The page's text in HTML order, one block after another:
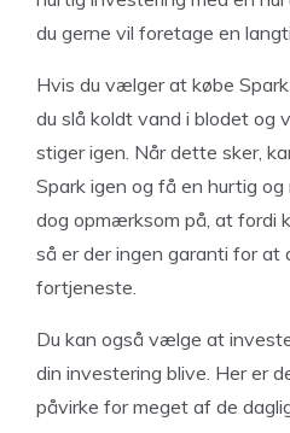
du gerne vil foretage en
Hvis du vælger at købe
du slå koldt vand i blodet og
stiger igen. Når dette sker,
Spark igen og få en hurtig
dog opmærksom på, at fordi
så er der ingen garanti for at
fortjeneste.
Du kan også vælge at
din investering blive. Her er
påvirke for meget af de